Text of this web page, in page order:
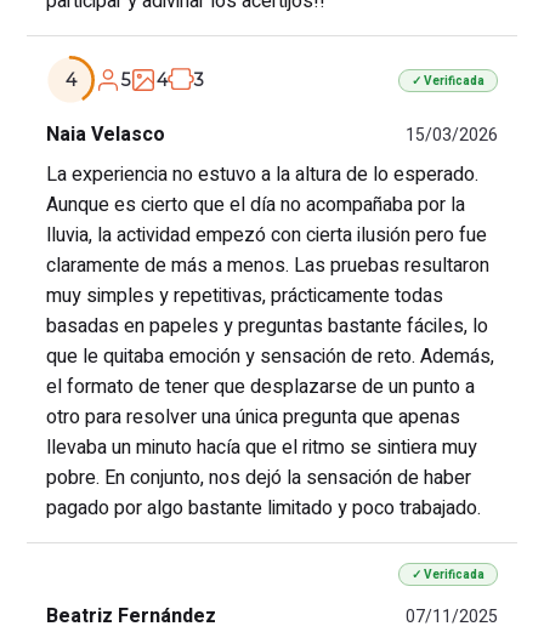
4 5 4 3 ✓ Verificada
Naia Velasco 15/03/2026
La experiencia no estuvo a la altura de lo esperado.
Aunque es cierto que el día no acompañaba por la
lluvia, la actividad empezó con cierta ilusión pero fue
claramente de más a menos. Las pruebas resultaron
muy simples y repetitivas, prácticamente todas
basadas en papeles y preguntas bastante fáciles, lo
que le quitaba emoción y sensación de reto. Además,
el formato de tener que desplazarse de un punto a
otro para resolver una única pregunta que apenas
llevaba un minuto hacía que el ritmo se sintiera muy
pobre. En conjunto, nos dejó la sensación de haber
pagado por algo bastante limitado y poco trabajado.
✓ Verificada
Beatriz Fernández 07/11/2025